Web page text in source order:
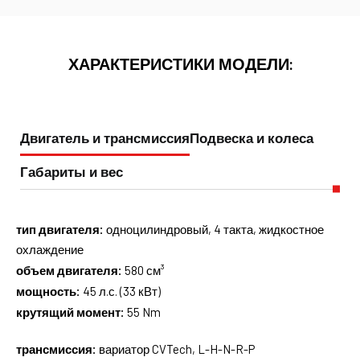
ХАРАКТЕРИСТИКИ МОДЕЛИ:
Двигатель и трансмиссияПодвеска и колеса
Габариты и вес
тип двигателя: одноцилиндровый, 4 такта, жидкостное
охлаждение
объем двигателя: 580 см³
мощность: 45 л.с. (33 кВт)
крутящий момент: 55 Nm
трансмиссия: вариатор CVTech, L-H-N-R-P